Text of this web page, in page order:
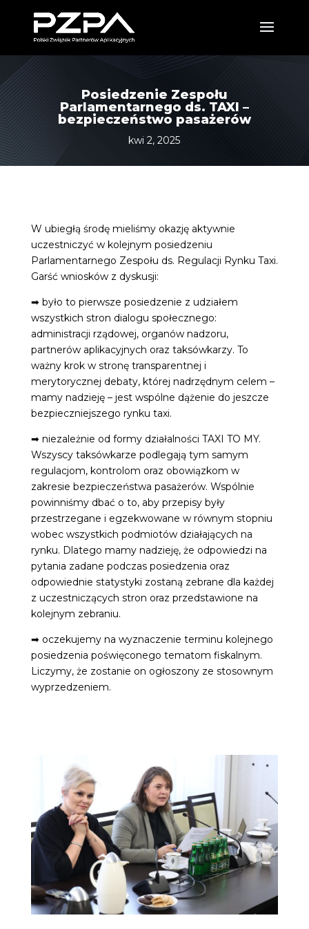
Posiedzenie Zespołu
Parlamentarnego ds. TAXI –
bezpieczeństwo pasażerów
kwi 2, 2025
W ubiegłą środę mieliśmy okazję aktywnie
uczestniczyć w kolejnym posiedzeniu
Parlamentarnego Zespołu ds. Regulacji Rynku Taxi.
Garść wniosków z dyskusji:
➡ było to pierwsze posiedzenie z udziałem
wszystkich stron dialogu społecznego:
administracji rządowej, organów nadzoru,
partnerów aplikacyjnych oraz taksówkarzy. To
ważny krok w stronę transparentnej i
merytorycznej debaty, której nadrzędnym celem –
mamy nadzieję – jest wspólne dążenie do jeszcze
bezpieczniejszego rynku taxi.
➡ niezależnie od formy działalności TAXI TO MY.
Wszyscy taksówkarze podlegają tym samym
regulacjom, kontrolom oraz obowiązkom w
zakresie bezpieczeństwa pasażerów. Wspólnie
powinniśmy dbać o to, aby przepisy były
przestrzegane i egzekwowane w równym stopniu
wobec wszystkich podmiotów działających na
rynku. Dlatego mamy nadzieję, że odpowiedzi na
pytania zadane podczas posiedzenia oraz
odpowiednie statystyki zostaną zebrane dla każdej
z uczestniczących stron oraz przedstawione na
kolejnym zebraniu.
➡ oczekujemy na wyznaczenie terminu kolejnego
posiedzenia poświęconego tematom fiskalnym.
Liczymy, że zostanie on ogłoszony ze stosownym
wyprzedzeniem.